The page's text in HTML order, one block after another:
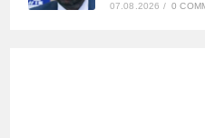
07.08.2026 / 0